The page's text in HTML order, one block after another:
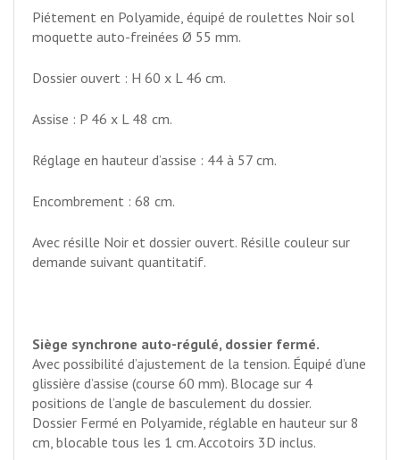
Piétement en Polyamide, équipé de roulettes Noir sol
moquette auto-freinées Ø 55 mm.
Dossier ouvert : H 60 x L 46 cm.
Assise : P 46 x L 48 cm.
Réglage en hauteur d’assise : 44 à 57 cm.
Encombrement : 68 cm.
Avec résille Noir et dossier ouvert. Résille couleur sur
demande suivant quantitatif.
Siège synchrone auto-régulé, dossier fermé.
Avec possibilité d’ajustement de la tension. Équipé d’une
glissière d’assise (course 60 mm). Blocage sur 4
positions de l’angle de basculement du dossier.
Dossier Fermé en Polyamide, réglable en hauteur sur 8
cm, blocable tous les 1 cm. Accotoirs 3D inclus.